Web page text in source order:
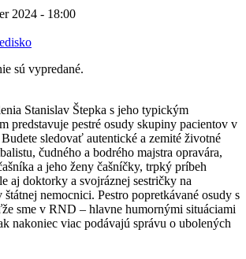
2024 - 18:00
sú vypredané.
Stanislav Štepka s jeho typickým
predstavuje pestré osudy skupiny pacientov v
sledovať autentické a zemité životné
čudného a bodrého majstra opravára,
a jeho ženy čašníčky, trpký príbeh
aj doktorky a svojráznej sestričky na
nemocnici. Pestro popretkávané osudy s
sme v RND – hlavne humornými situáciami
nakoniec viac podávajú správu o ubolených